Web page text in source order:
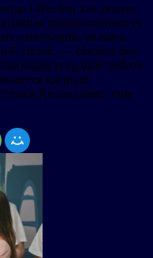
I-Nuclear как новую
промышленность
инноваций, являясь
силой, — сказала она
усердной работе
ядерной
Китая станет еще